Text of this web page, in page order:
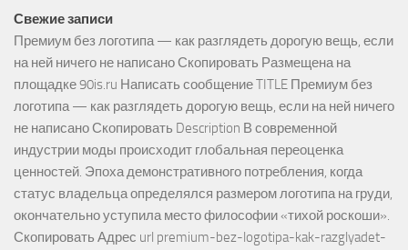
Свежие записи
Премиум без логотипа — как разглядеть дорогую вещь, если
на ней ничего не написано Скопировать Размещена на
площадке 90is.ru Написать сообщение TITLE Премиум без
логотипа — как разглядеть дорогую вещь, если на ней ничего
не написано Скопировать Description В современной
индустрии моды происходит глобальная переоценка
ценностей. Эпоха демонстративного потребления, когда
статус владельца определялся размером логотипа на груди,
окончательно уступила место философии «тихой роскоши».
Скопировать Адрес url premium-bez-logotipa-kak-razglyadet-